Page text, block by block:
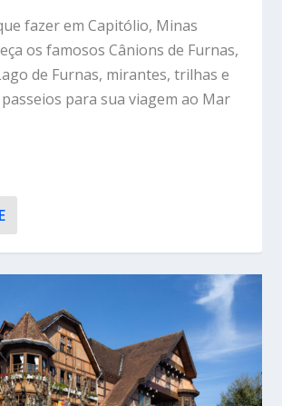
fazer em Capitólio, Minas
os famosos Cânions de Furnas,
de Furnas, mirantes, trilhas e
para sua viagem ao Mar